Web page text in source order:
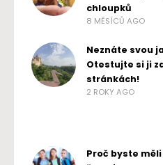
chloupků
8 MĚSÍCŮ AGO
Neznáte svou
Otestujte si ji
stránkách!
2 ROKY AGO
Proč byste